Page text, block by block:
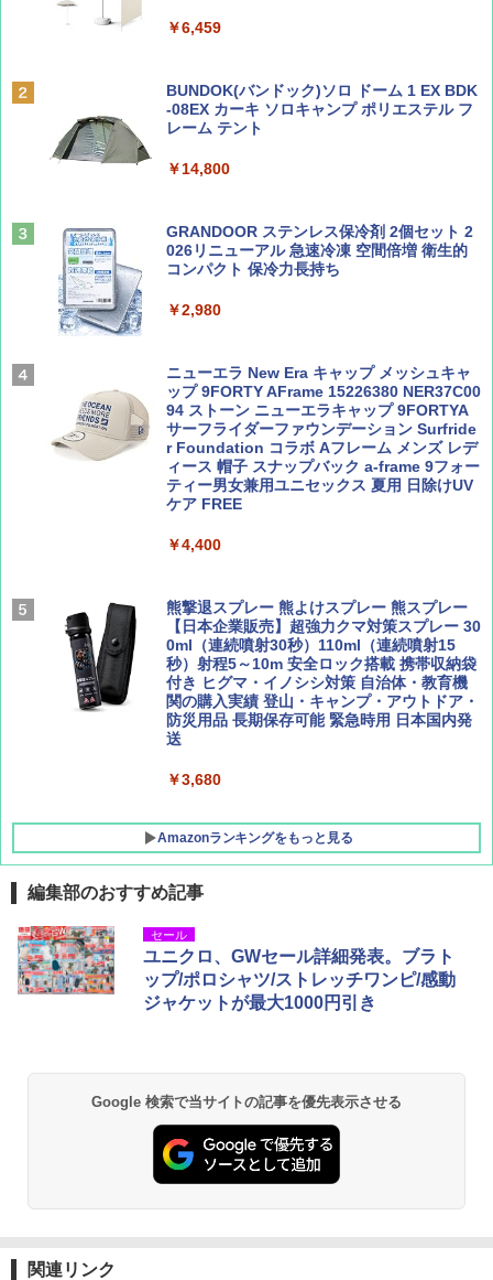
SOTO ミニマル"旅"財布 ランダム2種】
￥1,500
￥1,540
￥1,540
AIRLINE（エアライン）2026年9月号【特
集】ボーイング110周年を祝して！
￥1,760
球の歩き方A ヨーロッパ
￥2,479
￥2,695
ァキア 2026～2027 地球の歩き方A ヨーロッ
パ
￥2,277
新しい日本地理 地図・統計・移動から読み
解く (講談社現代新書)
￥1,540
PYKES PEAK (パイクスピーク) 着替えテン
ト プライバシー テント 【中が透けない】 1
ーチ ピクニック ポップアップテント 携帯 簡
￥4,980
テント ワンタッチ RENEW 幅200 2-3人用 43
￥5,999
[キャンパーズコレクション 山善] 傘みたいに
広げるだけ パッとサッとテント ブラックコ
ーティング フルクローズ メッシュ 3-4人用
簡単設置 ポップアップテント エクルベージ
ュ(BC仕様) PATC-150B(EB)
￥9,990
[キャンパーズコレクション 山善] 傘みたいに
広げるだけ パッとサッとテント キューブワ
イド ブラックコーティング フルクローズ メ
ッシュ 4人用 簡単設置 ポップアップテント P
ATCW-150B エクルベージュ
￥-
￥6,459
BUNDOK(バンドック)ソロ ドーム 1 EX BDK
-08EX カーキ ソロキャンプ ポリエステル フ
レーム テント
￥14,800
GRANDOOR ステンレス保冷剤 2個セット 2
026リニューアル 急速冷凍 空間倍増 衛生的
コンパクト 保冷力長持ち
￥2,980
ニューエラ New Era キャップ メッシュキャ
ップ 9FORTY AFrame 15226380 NER37C00
94 ストーン ニューエラキャップ 9FORTYA
サーフライダーファウンデーション Surfride
r Foundation コラボ Aフレーム メンズ レデ
ィース 帽子 スナップバック a-frame 9フォー
ティー男女兼用ユニセックス 夏用 日除けUV
ケア FREE
￥4,400
熊撃退スプレー 熊よけスプレー 熊スプレー
【日本企業販売】超強力クマ対策スプレー 30
0ml（連続噴射30秒）110ml（連続噴射15
秒）射程5～10m 安全ロック搭載 携帯収納袋
付き ヒグマ・イノシシ対策 自治体・教育機
関の購入実績 登山・キャンプ・アウトドア・
防災用品 長期保存可能 緊急時用 日本国内発
送
￥3,680
Amazonランキングをもっと見る
編集部のおすすめ記事
セール
ユニクロ、GWセール詳細発表。ブラト
ップ/ポロシャツ/ストレッチワンピ/感動
ジャケットが最大1000円引き
Google 検索で当サイトの記事を優先表示させる
関連リンク